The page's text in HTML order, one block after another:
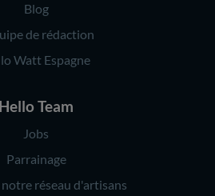
Blog
de rédaction
Watt Espagne
Hello Team
Jobs
Parrainage
réseau d'artisans